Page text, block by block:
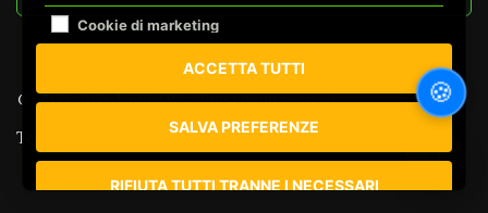
@ 2025-2026 EFFEDC - Tutti i diritti riservati
Termini di utilizzo
Informativa Privacy
Mappa del Sito
🔍
Cookie di marketing
pubblicitari pertinenti alle tue preferenze.
ACCETTA TUTTI
SALVA PREFERENZE
RIFIUTA TUTTI TRANNE I NECESSARI
🍪